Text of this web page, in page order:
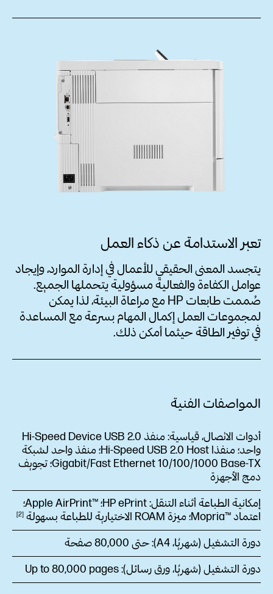
تعبر الاستدامة عن ذكاء العمل
يتجسد المعنى الحقيقي للأعمال في إدارة الموارد، وإيجاد
عوامل الكفاءة والفعالية مسؤولية يتحملها الجميع.
صُممت طابعات HP مع مراعاة البيئة، لذا يمكن
لمجموعات العمل إكمال المهام بسرعة مع المساعدة
في توفير الطاقة حيثما أمكن ذلك.
المواصفات الفنية
أدوات الاتصال، قياسية:
منفذ Hi-Speed Device USB 2.0
واحد؛ منفذا Hi-Speed USB 2.0 Host؛ منفذ واحد لشبكة
Gigabit/Fast Ethernet 10/100/1000 Base-TX؛ تجويف
دمج الأجهزة
إمكانية الطباعة أثناء التنقل:
HP ePrint؛ Apple AirPrint™‎؛
اعتماد ™Mopria؛ ميزة ROAM الاختيارية للطباعة
بسهولة 2
دورة التشغيل (شهريًا، A4‏): حتى 80,000 صفحة
دورة التشغيل (شهريًا، ورق رسائل‏):Up to 80,000 pages